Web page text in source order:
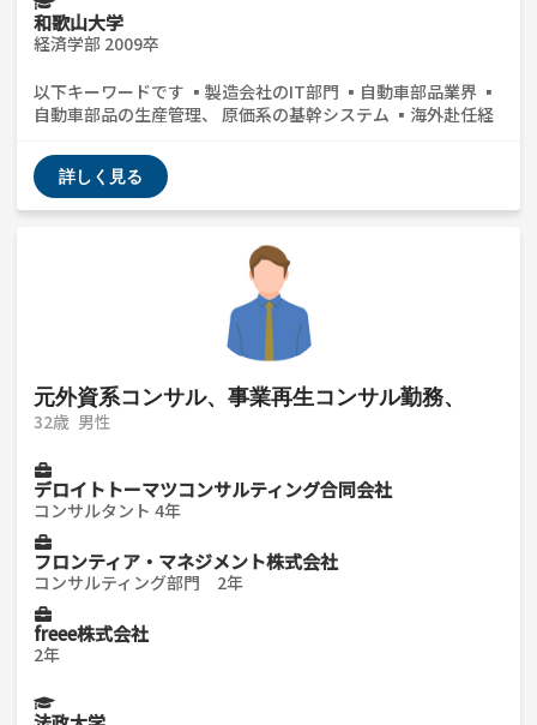
和歌山大学
経済学部 2009卒
以下キーワードです ▪️製造会社のIT部門 ▪️自動車部品業界 ▪️
自動車部品の生産管理、 原価系の基幹システム ▪️海外赴任経
のIT部門に出向 学生の就職支援をボランティアでやってます。
1年に数回、大学のキャリアデザインの授業で講義をしており
ます。 コンサル出身ですが、未経験で転職しました。事業会
海外赴任の経験もございます。また、現在は事業会社のクライ
アントのIT部門に出向中です。コンサル業界未経験の方など、
ざっくばらんな質問でもウェルカムなのでご気軽にご連絡くだ
詳しく見る
元外資系コンサル、事業再生コンサル勤務、
32歳 男性
デロイトトーマツコンサルティング合同会社
コンサルタント 4年
フロンティア・マネジメント株式会社
コンサルティング部門 2年
freee株式会社
2年